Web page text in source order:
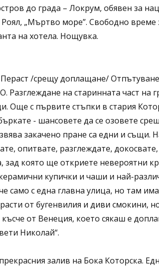
до града – Локрум, обявен за
„Мъртво море”. Свободно време
на хотела. Нощувка.
/срещу доплащане/
на старинната част на
с първите стъпки в стария
- шансовете да се озовете
закачено пране са едни и същи.
опитвате, разглеждате,
която ще откриете невероятни
купички и чаши и най-
само с една главна улица, но там
от бугенвилия и диви смокини,
от Венеция, което сякаш е
Николай“.
залив на Бока Которска.